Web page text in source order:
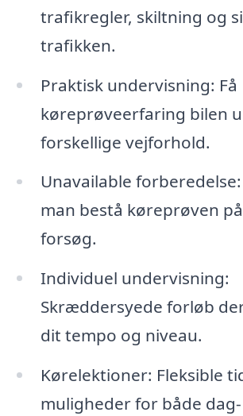
trafikregler, skiltning og
trafikken.
Praktisk undervisning: Få
køreprøveerfaring bilen
forskellige vejforhold.
Unavailable
man bestå køreprøven
forsøg.
Individuel undervisning:
Skræddersyede forløb
dit tempo og niveau.
Kørelektioner: Fleksible
muligheder for både